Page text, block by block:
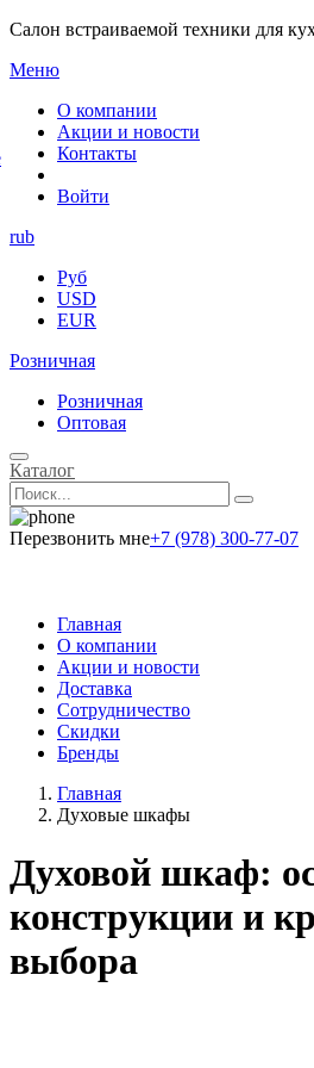
Салон встраиваемой техники для
Меню
О компании
Акции и новости
Контакты
Войти
rub
Руб
USD
EUR
Розничная
Розничная
Оптовая
Каталог
Перезвонить мне+7 (978) 300-77-07
Главная
О компании
Акции и новости
Доставка
Сотрудничество
Скидки
Бренды
Главная
Духовые шкафы
Духовой шкаф:
конструкции и
выбора